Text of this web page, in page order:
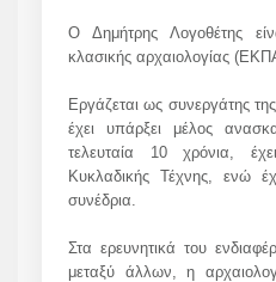
Ο Δημήτρης Λογοθέτης
κλασικής αρχαιολογίας
Εργάζεται ως συνεργάτης
έχει υπάρξει μέλος
τελευταία 10 χρόνια,
Κυκλαδικής Τέχνης, ενώ
συνέδρια.
Στα ερευνητικά του
μεταξύ άλλων, η